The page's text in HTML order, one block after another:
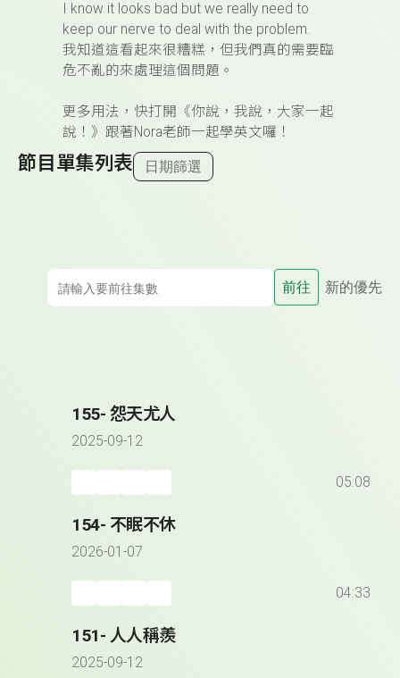
I know it looks bad but we really need to
keep our nerve to deal with the problem.
我知道這看起來很糟糕，但我們真的需要臨
危不亂的來處理這個問題。
更多用法，快打開《你說，我說，大家一起
說！》跟著Nora老師一起學英文囉！
節目單集列表 日期篩選
前往 新的優先
155- 怨天尤人
2025-09-12
05:08
154- 不眠不休
2026-01-07
04:33
151- 人人稱羨
2025-09-12